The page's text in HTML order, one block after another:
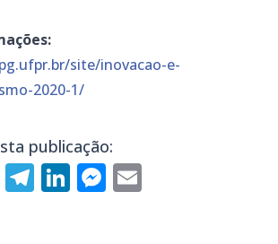
site/inovacao-e-
2020-1/
publicação:
Twitter
Telegram
LinkedIn
Messenger